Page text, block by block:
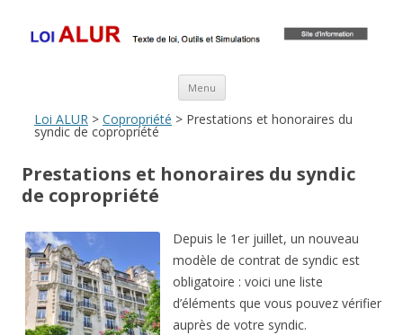
Loi ALUR
ALUR
Menu Aller au contenu principal
Loi ALUR > Copropriété > Prestations et honoraires du
syndic de copropriété
Prestations et honoraires du syndic
de copropriété
Depuis le 1er juillet, un nouveau
modèle de contrat de syndic est
obligatoire : voici une liste
d’éléments que vous pouvez vérifier
auprès de votre syndic.